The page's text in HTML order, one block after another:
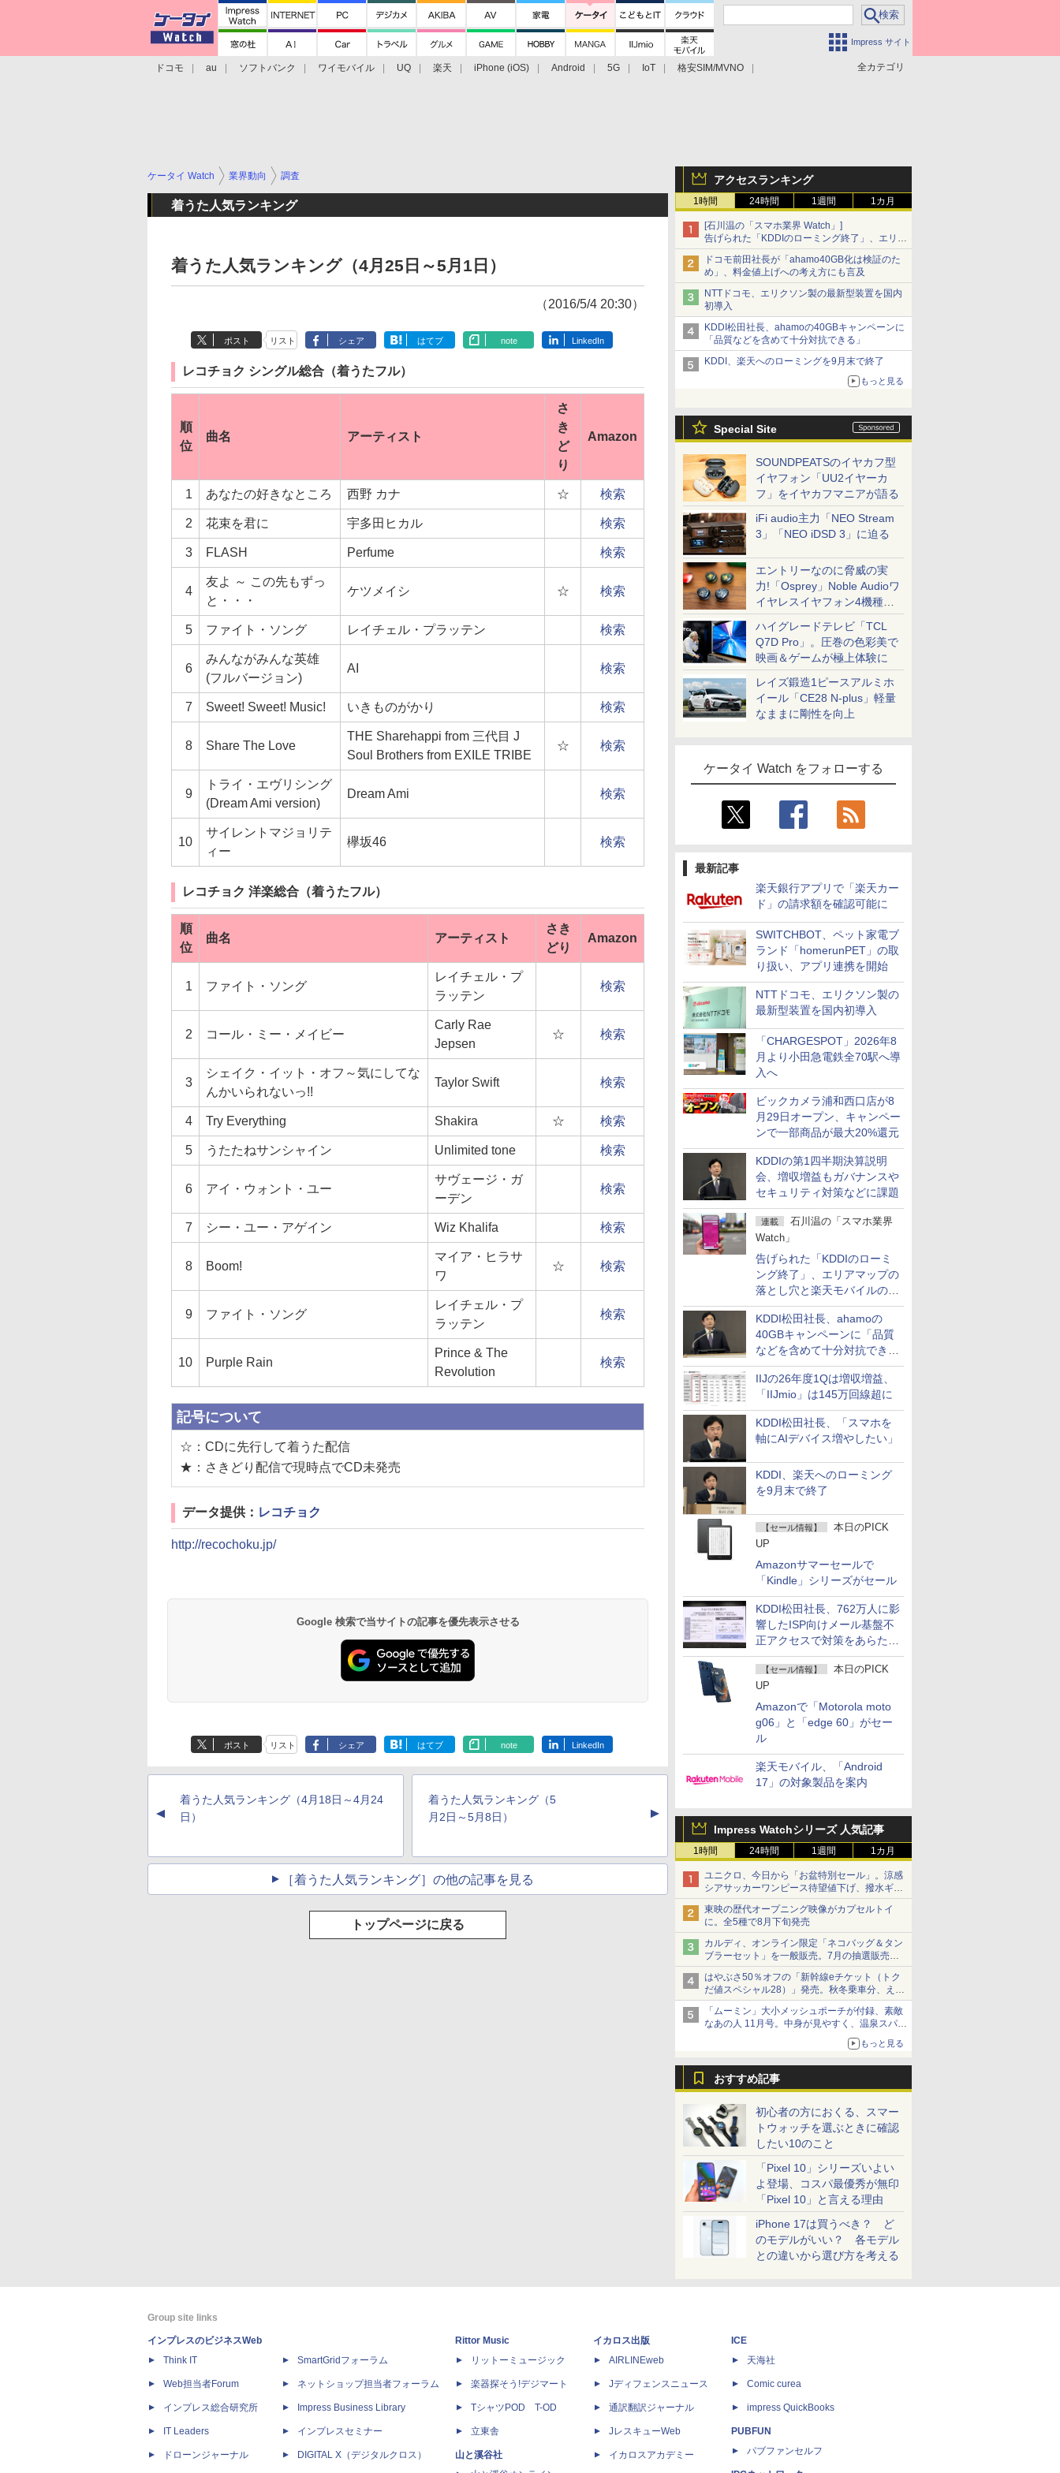
Impress サイト
全カテゴリ
ドコモ au ソフトバンク ワイモバイル UQ 楽天 iPhone (iOS) Android 5G IoT
格安SIM/MVNO
アクセスランキング
1時間 24時間 1週間 1カ月
[石川温の「スマホ業界 Watch」]
告げられた「KDDIのローミング終了」、エリア
マップの落とし穴と楽天モバイルの課題
ドコモ前田社長が「ahamo40GB化は検証のた
め」、料金値上げへの考え方にも言及
NTTドコモ、エリクソン製の最新型装置を国内
初導入
KDDI松田社長、ahamoの40GBキャンペーンに
「品質などを含めて十分対抗できる」
KDDI、楽天へのローミングを9月末で終了
もっと見る
Special Site
SOUNDPEATSのイヤカフ型
イヤフォン「UU2イヤーカ
フ」をイヤカフマニアが語る
iFi audio主力「NEO Stream
3」「NEO iDSD 3」に迫る
エントリーなのに脅威の実
力!「Osprey」Noble Audioワ
イヤレスイヤフォン4機種を
一気に聴く
ハイグレードテレビ「TCL
Q7D Pro」。圧巻の色彩美で
映画＆ゲームが極上体験に
レイズ鍛造1ピースアルミホ
イール「CE28 N-plus」軽量
なままに剛性を向上
ケータイ Watch をフォローする
最新記事
楽天銀行アプリで「楽天カー
ド」の請求額を確認可能に
SWITCHBOT、ペット家電ブ
ランド「homerunPET」の取
り扱い、アプリ連携を開始
NTTドコモ、エリクソン製の
最新型装置を国内初導入
「CHARGESPOT」2026年8
月より小田急電鉄全70駅へ導
入へ
ビックカメラ浦和西口店が8
月29日オープン、キャンペー
ンで一部商品が最大20%還元
KDDIの第1四半期決算説明
会、増収増益もガバナンスや
セキュリティ対策などに課題
連載
石川温の「スマホ業界
Watch」
告げられた「KDDIのローミ
ング終了」、エリアマップの
落とし穴と楽天モバイルの課
題
KDDI松田社長、ahamoの
40GBキャンペーンに「品質
などを含めて十分対抗でき
る」
IIJの26年度1Qは増収増益、
「IIJmio」は145万回線超に
KDDI松田社長、「スマホを
軸にAIデバイス増やしたい」
KDDI、楽天へのローミング
を9月末で終了
【セール情報】
本日のPICK
UP
Amazonサマーセールで
「Kindle」シリーズがセール
KDDI松田社長、762万人に影
響したISP向けメール基盤不
正アクセスで対策をあらため
て説明
【セール情報】
本日のPICK
UP
Amazonで「Motorola moto
g06」と「edge 60」がセー
ル
楽天モバイル、「Android
17」の対象製品を案内
Impress Watchシリーズ 人気記事
1時間 24時間 1週間 1カ月
ユニクロ、今日から「お盆特別セール」。涼感
シアサッカーワンピース待望値下げ、撥水ギア
ショーツは1990円に
東映の歴代オープニング映像がカプセルトイ
に。全5種で8月下旬発売
カルディ、オンライン限定「ネコバッグ＆タン
ブラーセット」を一般販売。7月の抽選販売の
当選無効分
はやぶさ50％オフの「新幹線eチケット（トク
だ値スペシャル28）」発売。秋冬乗車分、えき
ねっと限定
「ムーミン」大小メッシュポーチが付録、素敵
なあの人 11月号。中身が見やすく、温泉スパに
もっと見る
おすすめ記事
初心者の方におくる、スマー
トウォッチを選ぶときに確認
したい10のこと
「Pixel 10」シリーズいよい
よ登場、コスパ最優秀が無印
「Pixel 10」と言える理由
iPhone 17は買うべき？ ど
のモデルがいい？ 各モデル
との違いから選び方を考える
ケータイ Watch 業界動向 調査
着うた人気ランキング
着うた人気ランキング（4月25日～5月1日）
（2016/5/4 20:30）
ポスト リスト シェア はてブ note LinkedIn
レコチョク シングル総合（着うたフル）
順
位
曲名 アーティスト
さ
き
ど
り
Amazon
1 あなたの好きなところ 西野 カナ ☆ 検索
2 花束を君に 宇多田ヒカル 検索
3 FLASH Perfume 検索
4
友よ ～ この先もずっ
と・・・
ケツメイシ ☆ 検索
5 ファイト・ソング レイチェル・プラッテン 検索
6
みんながみんな英雄
(フルバージョン)
AI 検索
7 Sweet! Sweet! Music! いきものがかり 検索
8 Share The Love
THE Sharehappi from 三代目 J
Soul Brothers from EXILE TRIBE
☆ 検索
9
トライ・エヴリシング
(Dream Ami version)
Dream Ami 検索
10
サイレントマジョリテ
ィー
欅坂46 検索
レコチョク 洋楽総合（着うたフル）
順
位
曲名 アーティスト
さき
どり
Amazon
1 ファイト・ソング
レイチェル・プ
ラッテン
検索
2 コール・ミー・メイビー
Carly Rae
Jepsen
☆ 検索
3
シェイク・イット・オフ～気にしてな
んかいられないっ!!
Taylor Swift 検索
4 Try Everything Shakira ☆ 検索
5 うたたねサンシャイン Unlimited tone 検索
6 アイ・ウォント・ユー
サヴェージ・ガ
ーデン
検索
7 シー・ユー・アゲイン Wiz Khalifa 検索
8 Boom!
マイア・ヒラサ
ワ
☆ 検索
9 ファイト・ソング
レイチェル・プ
ラッテン
検索
10 Purple Rain
Prince & The
Revolution
検索
記号について
☆：CDに先行して着うた配信
★：さきどり配信で現時点でCD未発売
データ提供： レコチョク
http://recochoku.jp/
Google 検索で当サイトの記事を優先表示させる
ポスト リスト シェア はてブ note LinkedIn
▲
着うた人気ランキング（4月18日～4月24
日）
着うた人気ランキング（5
月2日～5月8日）
▲
［着うた人気ランキング］の他の記事を見る
トップページに戻る
Group site links
インプレスのビジネスWeb
Think IT
Web担当者Forum
インプレス総合研究所
IT Leaders
ドローンジャーナル
SmartGridフォーラム
ネットショップ担当者フォーラム
Impress Business Library
インプレスセミナー
DIGITAL X（デジタルクロス）
Rittor Music
リットーミュージック
楽器探そう!デジマート
TシャツPOD T-OD
立東舎
山と溪谷社
イカロス出版
AIRLINEweb
Jディフェンスニュース
通訳翻訳ジャーナル
JレスキューWeb
イカロスアカデミー
ICE
天海社
Comic curea
impress QuickBooks
PUBFUN
パブファンセルフ